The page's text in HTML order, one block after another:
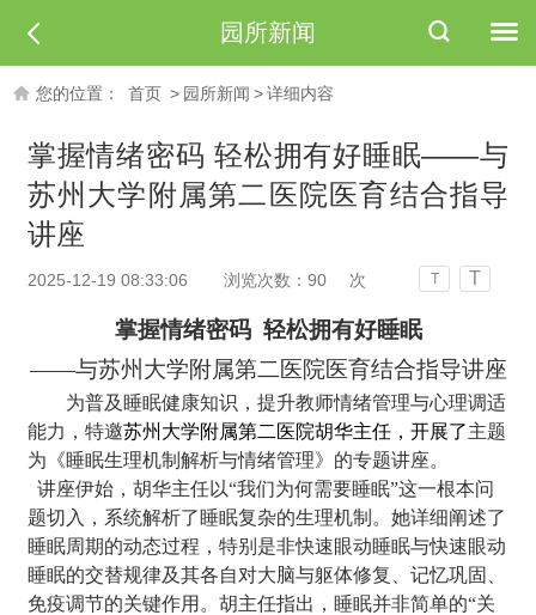
园所新闻
您的位置： 首页 > 园所新闻 >详细内容
掌握情绪密码 轻松拥有好睡眠——与
苏州大学附属第二医院医育结合指导
讲座
2025-12-19 08:33:06 浏览次数： 90 次 T T
掌握情绪密码 轻松拥有好睡眠
——与苏州大学附属第二医院医育结合指导讲座
为普及睡眠健康知识，提升教师情绪管理与心理调适
能力， 特邀苏州大学附属第二医院胡华主任，开展了主题
为《睡眠生理机制解析与情绪管理》的专题讲座。
讲座伊始，胡华主任以“我们为何需要睡眠”这一根本问
题切入，系统解析了睡眠复杂的生理机制。她详细阐述了
睡眠周期的动态过程，特别是非快速眼动睡眠与快速眼动
睡眠的交替规律及其各自对大脑与躯体修复、记忆巩固、
免疫调节的关键作用。胡主任指出，睡眠并非简单的“关